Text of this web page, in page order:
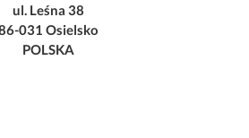
ul. Leśna 38
031 Osielsko
POLSKA